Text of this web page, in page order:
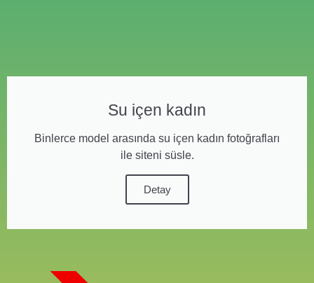
Su içen kadın
Binlerce model arasında su içen kadın fotoğrafları
ile siteni süsle.
Detay